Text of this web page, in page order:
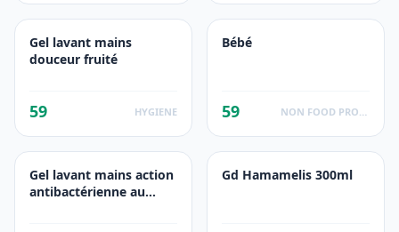
Gel lavant mains
douceur fruité
59 HYGIENE
Bébé
59
Gel lavant mains action
antibactérienne au
Gd Hamamelis 300ml